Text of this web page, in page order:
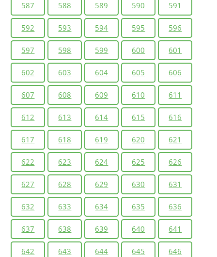
587 588 589 590 591
592 593 594 595 596
597 598 599 600 601
602 603 604 605 606
607 608 609 610 611
612 613 614 615 616
617 618 619 620 621
622 623 624 625 626
627 628 629 630 631
632 633 634 635 636
637 638 639 640 641
642 643 644 645 646